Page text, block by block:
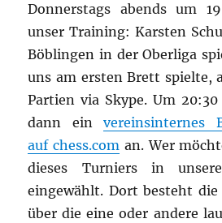
Donnerstags abends um
unser Training: Karsten
Böblingen in der Oberliga
uns am ersten Brett spielte,
Partien via Skype. Um
dann einvereinsinternes
auf chess.com an. Wer
dieses Turniers in
eingewählt. Dort besteht
über die eine oder andere